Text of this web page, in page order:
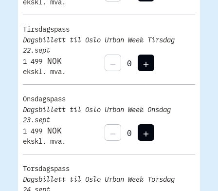
Tirsdagspass
Dagsbillett til Oslo Urban Week Tirsdag
22.sept
1 499 NOK
ekskl. mva.
Onsdagspass
Dagsbillett til Oslo Urban Week Onsdag
23.sept
1 499 NOK
ekskl. mva.
Torsdagspass
Dagsbillett til Oslo Urban Week Torsdag
24.sept